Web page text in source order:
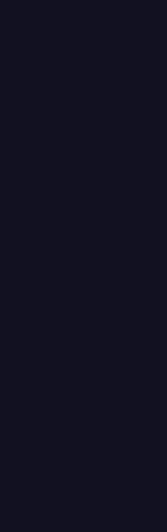
con R dividimos entre
el cemento, la escoria, las
+ escoria + cenizas